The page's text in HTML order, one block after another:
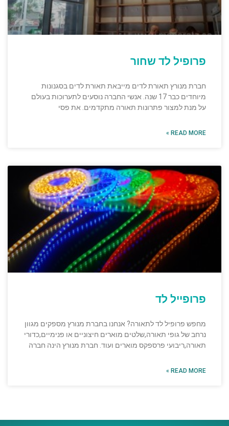
פרופיל לד שחור
חברת מנורץ תאורת לדים מייבאת תאורת לדים בסגנונות
מיוחדים כבר 17 שנה. אנשי החברה נוסעים לתערוכות בעולם
על מנת למצור פתרונות תאורה מתקדמים. את פסי
READ MORE »
פרופייל לד
מחפש פרופיל לד לתאורה? אנחנו בחברת מנורץ מספקים מגוון
נרחב של גופי תאורה,שלטים מוארים חיצוניים או פנימיים,כדורי
תאורה,ריבועי פרספקס מוארים ועוד. חברת מנורץ הינה חברה
READ MORE »